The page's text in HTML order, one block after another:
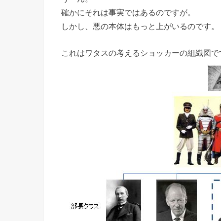
確かにそれは事実ではあるのですが。
しかし、悪の本体はもっと上がいるのです。
これはワタスの考えるショッカーの組織図で